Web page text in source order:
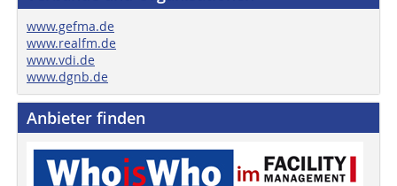
www.gefma.de
www.realfm.de
www.vdi.de
www.dgnb.de
Anbieter finden